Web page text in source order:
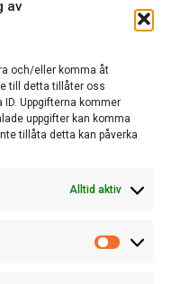
av
och/eller komma åt
till detta tillåter oss
Uppgifterna kommer
uppgifter kan komma
tillåta detta kan påverka
Alltid aktiv